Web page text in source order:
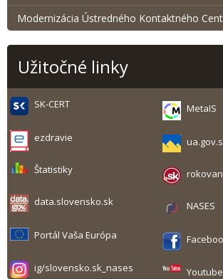
Modernizácia Ústredného Kontaktného
Užitočné linky
SK-CERT MetaIS
ezdravie
Štatistiky
data.slovensko.sk NASES
Portál Vaša Európa
ig/slovensko.sk_nases Youtube